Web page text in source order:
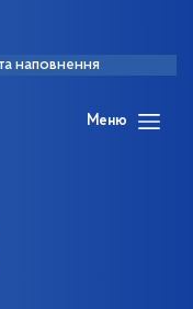
наповнення
Меню